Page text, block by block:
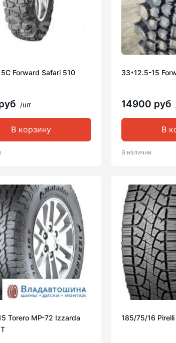
Forward Safari 510
/шт
В корзину
33*12.5-15
14900 руб
В
В наличии
Torero MP-72 Izzarda
185/75/16